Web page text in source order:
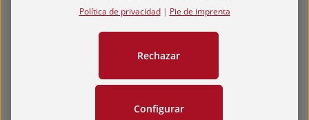
Política de privacidad| Pie de imprenta
Rechazar
Configurar